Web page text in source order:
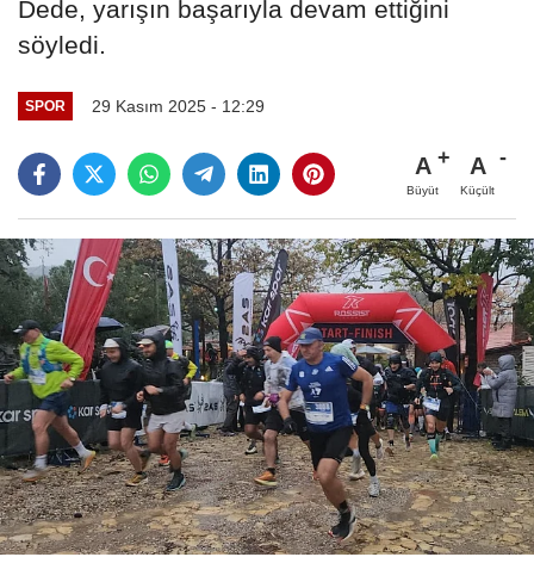
Dede, yarışın başarıyla devam ettiğini
söyledi.
SPOR 29 Kasım 2025 - 12:29
A
Büyüt
A
Küçült